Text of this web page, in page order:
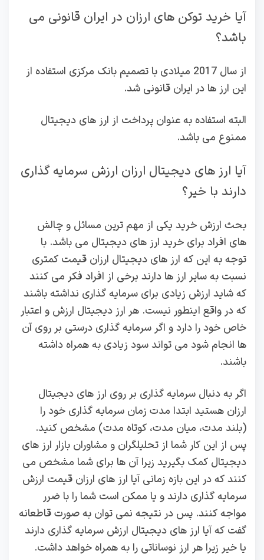
آیا خرید توکن های ارزان در ایران قانونی می
باشد؟
از سال 2017 میلادی با تصمیم بانک مرکزی استفاده از
این ارز ها در ایران قانونی شد.
البته استفاده به عنوان پرداخت از ارز های دیجیتال
ممنوع می باشد.
آیا ارز های دیجیتال ارزان ارزش سرمایه گذاری
دارند با خیر؟
بحث ارزش خرید یکی از مهم ترین مسائل و چالش
های افراد برای خرید ارز های دیجیتال می باشد. با
توجه به این که ارز های دیجیتال ارزان قیمت کمتری
نسبت به سایر ارز ها دارند برخی از افراد فکر می کنند
که شاید ارزش زیادی برای سرمایه گذاری نداشته باشند
که در واقع اینطور نیست. هر ارز دیجیتال ارزش و اعتبار
خاص خود را دارد و اگر سرمایه گذاری درستی بر روی آن
ها انجام شود می تواند سود زیادی به همراه داشته
باشند.
اگر به دنبال سرمایه گذاری بر روی ارز های دیجیتال
ارزان هستید ابتدا مدت زمان سرمایه گذاری خود را
(بلند مدت، میان مدت، کوتاه مدت) مشخص کنید.
پس از این کار شما از تحلیلگران و مشاوران بازار ارز های
دیجیتال کمک بگیرید زیرا آن ها برای شما مشخص می
کنند که در این بازه زمانی آیا ارز های ارزان قیمت ارزش
سرمایه گذاری دارند و یا ممکن است شما را با ضرر
مواجه کنند. پس در نتیجه نمی توان به صورت قاطعانه
گفت که آیا ارز های دیجیتال ارزش سرمایه گذاری دارند
یا خیر زیرا هر ارز نوساناتی را به همراه خواهد داشت.